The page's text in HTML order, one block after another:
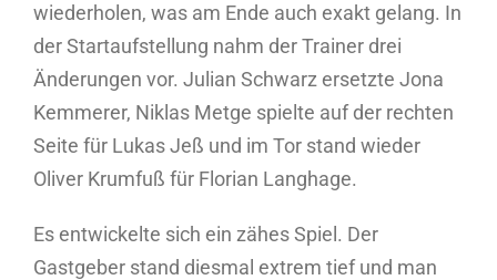
wiederholen, was am Ende auch exakt gelang. In
der Startaufstellung nahm der Trainer drei
Änderungen vor. Julian Schwarz ersetzte Jona
Kemmerer, Niklas Metge spielte auf der rechten
Seite für Lukas Jeß und im Tor stand wieder
Oliver Krumfuß für Florian Langhage.
Es entwickelte sich ein zähes Spiel. Der
Gastgeber stand diesmal extrem tief und man